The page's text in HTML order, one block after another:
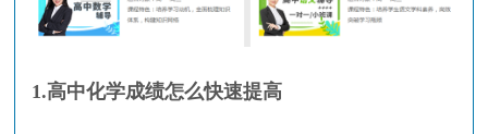
1.高中化学成绩怎么快速提高